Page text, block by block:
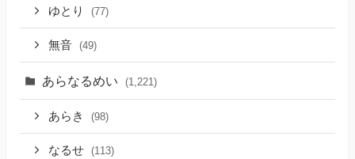
ゆとり (77)
無音 (49)
あらなるめい (1,221)
あらき (98)
なるせ (113)